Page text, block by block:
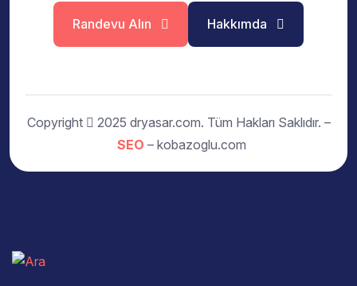
Randevu Alın Hakkımda
Copyright
2025 dryasar.com. Tüm Hakları Saklıdır. –
SEO – kobazoglu.com